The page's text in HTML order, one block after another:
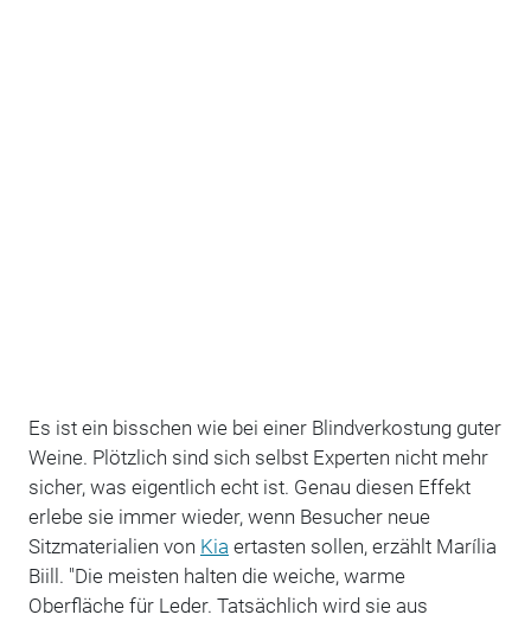
Es ist ein bisschen wie bei einer Blindverkostung guter
Weine. Plötzlich sind sich selbst Experten nicht mehr
sicher, was eigentlich echt ist. Genau diesen Effekt
erlebe sie immer wieder, wenn Besucher neue
Sitzmaterialien von Kia ertasten sollen, erzählt Marília
Biill. "Die meisten halten die weiche, warme
Oberfläche für Leder. Tatsächlich wird sie aus